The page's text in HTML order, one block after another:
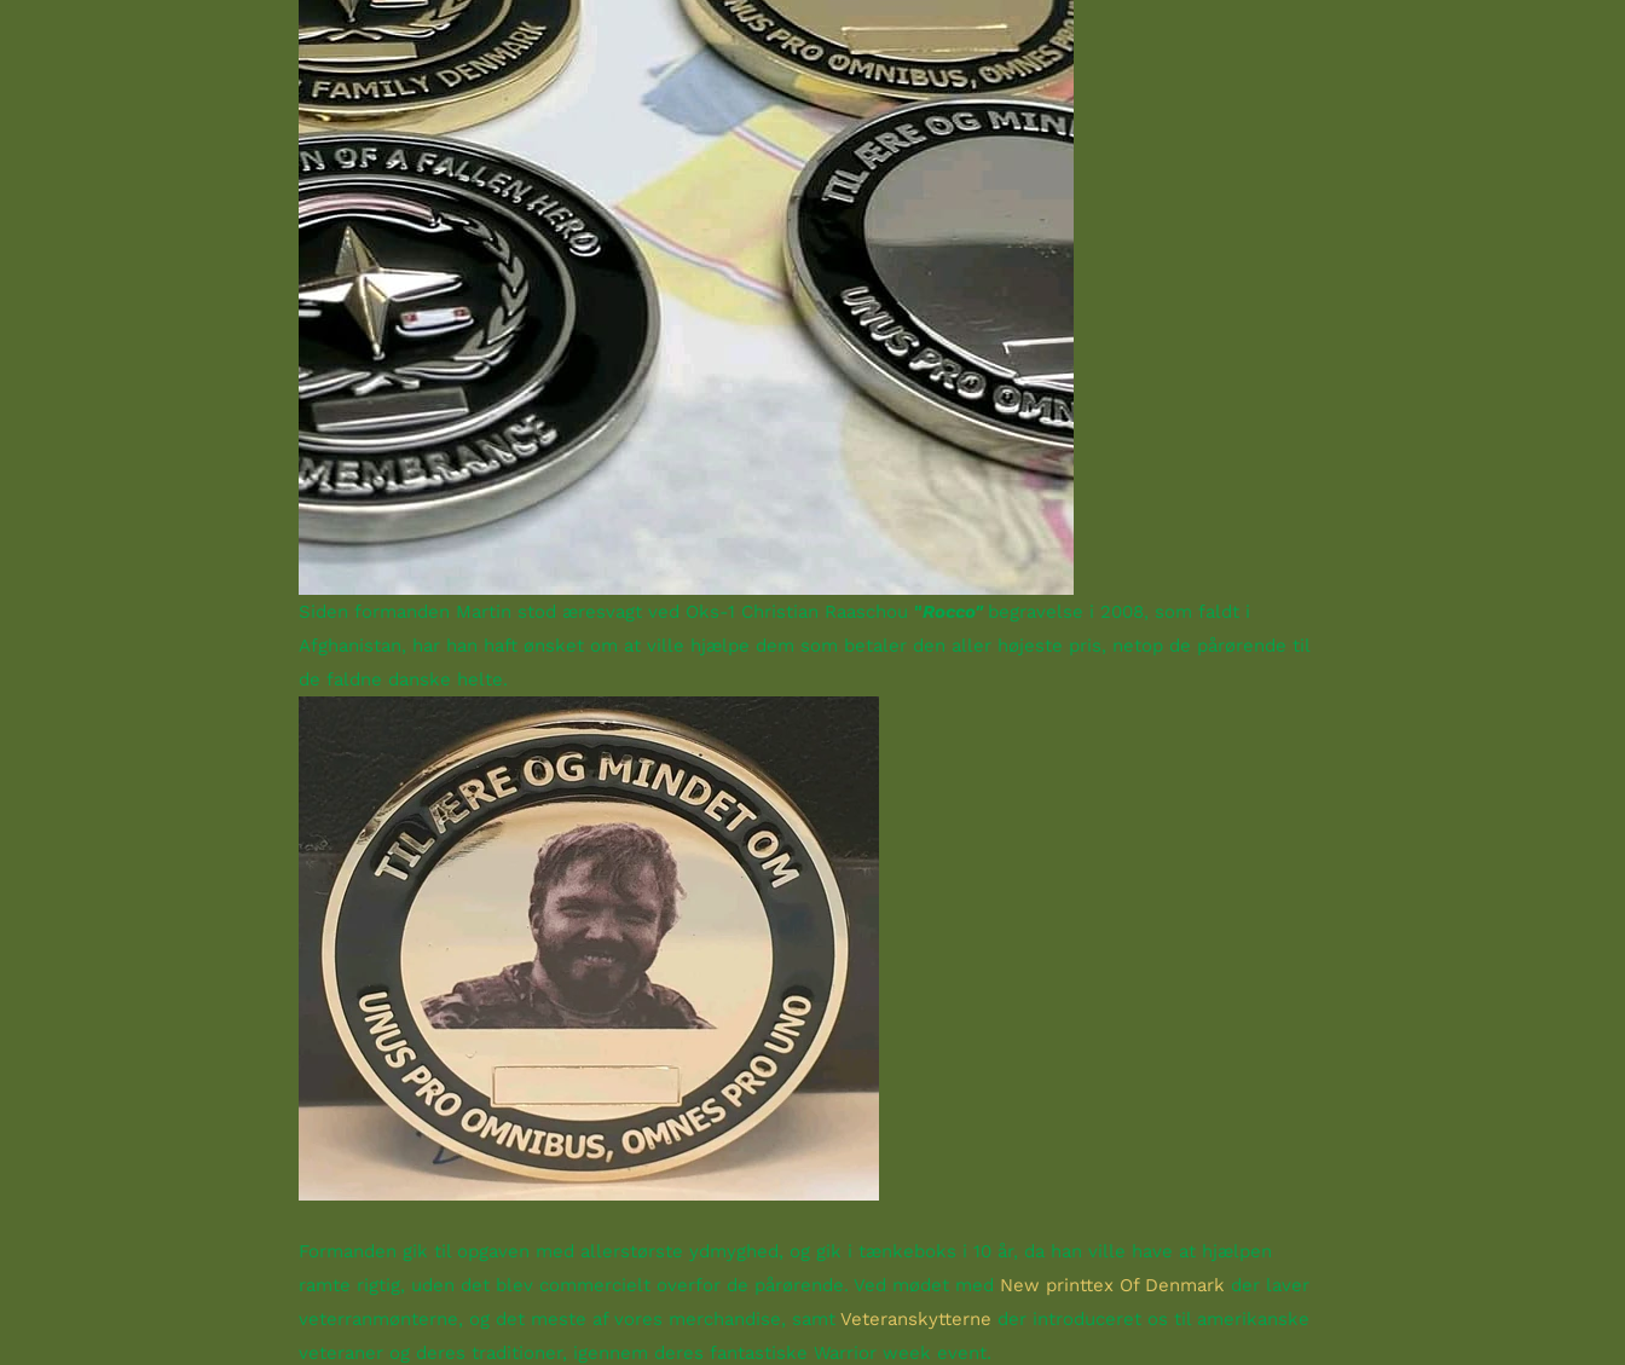
Siden formanden Martin stod æresvagt ved Oks-1 Christian Raaschou "Rocco" begravelse i 2008, som faldt i
Afghanistan, har han haft ønsket om at ville hjælpe dem som betaler den aller højeste pris, netop de pårørende til
de faldne danske helte.
Formanden gik til opgaven med allerstørste ydmyghed, og gik i tænkeboks i 10 år, da han ville have at hjælpen
ramte rigtig, uden det blev commercielt overfor de pårørende. Ved mødet med New printtex Of Denmark der laver
veterranmønterne, og det meste af vores merchandise, samt Veteranskytterne der introduceret os til amerikanske
veteraner og deres traditioner, igennem deres fantastiske Warrior week event.